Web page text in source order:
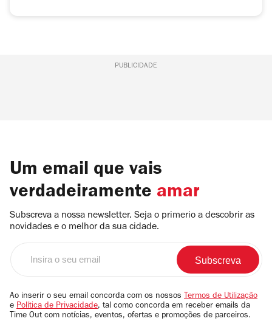
PUBLICIDADE
Um email que vais
verdadeiramente amar
Subscreva a nossa newsletter. Seja o primerio a descobrir as
novidades e o melhor da sua cidade.
email
Ao inserir o seu email concorda com os nossos Termos de Utilização
e Política de Privacidade, tal como concorda em receber emails da
Time Out com notícias, eventos, ofertas e promoções de parceiros.